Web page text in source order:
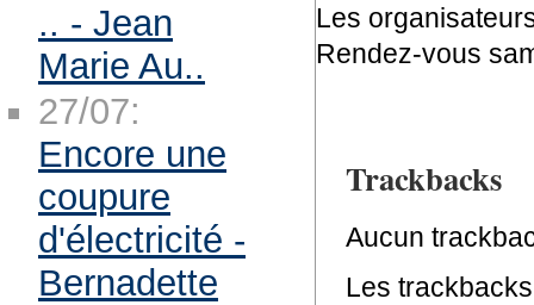
Les
Rendez-vous
Trackbacks
Aucun
Les
.. - Jean
Marie Au..
27/07:
Encore une
coupure
d'électricité -
Bernadette